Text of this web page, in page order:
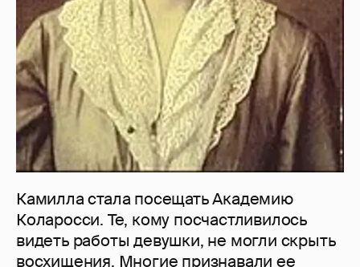
Камилла стала посещать Академию
Коларосси. Те, кому посчастливилось
видеть работы девушки, не могли скрыть
восхищения. Многие признавали ее